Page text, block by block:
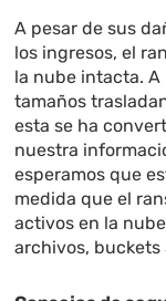
A pesar de sus
los ingresos, el
la nube intacta. A
tamaños
esta se ha
nuestra
esperamos que
medida que el
activos en la
archivos, buckets